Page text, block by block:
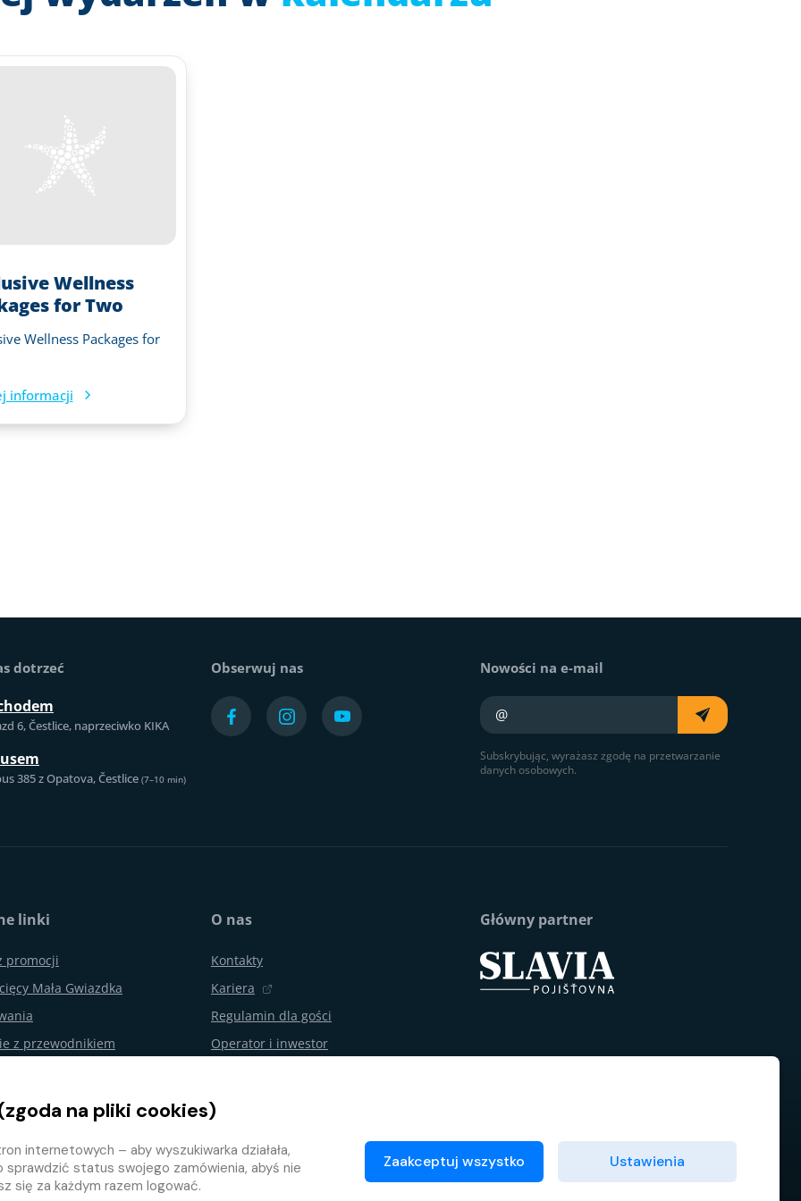
Wellness
for Two
Wellness Packages for
informacji
dotrzeć
6, Čestlice, naprzeciwko KIKA
385 z Opatova, Čestlice (7–10 min)
Obserwuj nas Nowości na e-mail
Twój e-mail
Subskrybując, wyrażasz zgodę na przetwarzanie
danych osobowych.
linki
promocji
Mała Gwiazdka
z przewodnikiem
od umowy
O nas
Kontakty
Kariera
Regulamin dla gości
Operator i inwestor
Partnerski e-shop
Główny partner
na pliki cookies)
internetowych – aby wyszukiwarka działała,
sprawdzić status swojego zamówienia, abyś nie
się za każdym razem logować.
Zaakceptuj wszystko Ustawienia